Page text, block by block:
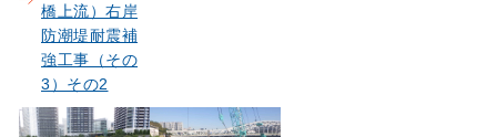
橋上流）右岸
防潮堤耐震補
強工事（その
3）その2